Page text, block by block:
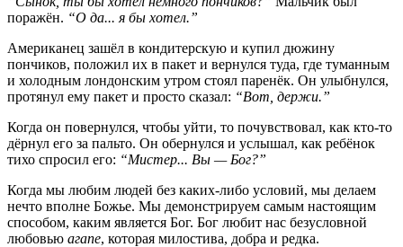
поражён. “О да... я бы хотел.”
Американец зашёл в кондитерскую и купил дюжину
пончиков, положил их в пакет и вернулся туда, где туманным
и холодным лондонским утром стоял паренёк. Он улыбнулся,
протянул ему пакет и просто сказал: “Вот, держи.”
Когда он повернулся, чтобы уйти, то почувствовал, как кто-то
дёрнул его за пальто. Он обернулся и услышал, как ребёнок
тихо спросил его: “Мистер... Вы — Бог?”
Когда мы любим людей без каких-либо условий, мы делаем
нечто вполне Божье. Мы демонстрируем самым настоящим
способом, каким является Бог. Бог любит нас безусловной
любовью агапе, которая милостива, добра и редка.